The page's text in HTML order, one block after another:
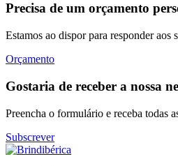
Precisa de um orçamento
Estamos ao dispor para responder aos
Orçamento
Gostaria de receber a nossa
Preencha o formulário e receba todas
Subscrever